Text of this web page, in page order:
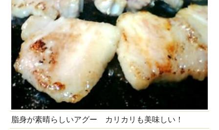
脂身が素晴らしいアグー カリカリも美味しい！